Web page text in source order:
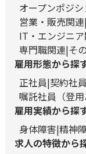
オープンポジ
営業・販売関連
IT・エンジニ
専門職関連 そ
雇用形態から探
正社員 契約社員
嘱託社員（登用
雇用実績から探
身体障害 精神
求人の特徴から